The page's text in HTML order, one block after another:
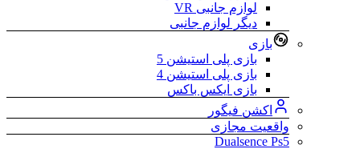
لوازم جانبی VR
دیگر لوازم جانبی
بازی
بازی پلی استیشن 5
بازی پلی استیشن 4
بازی ایکس باکس
اکشن فیگور
واقعیت مجازی
Dualsence Ps5